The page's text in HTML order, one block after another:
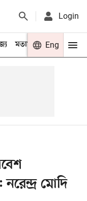
Login
মতামত খেলা
Eng
মোদি